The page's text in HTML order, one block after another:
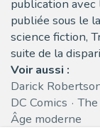
publication
publiée sous le
science fiction,
suite de la
Voir aussi :
Darick
DC Comics
Âge moderne